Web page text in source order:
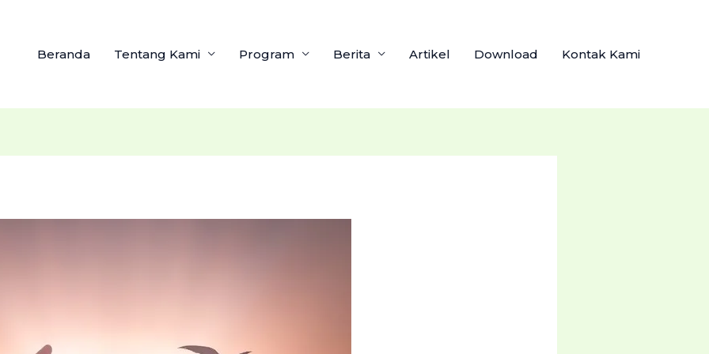
Beranda Tentang Kami Program Berita Artikel Download Kontak Kami